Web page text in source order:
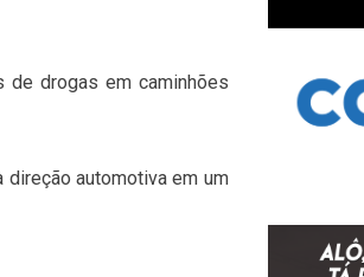
de drogas em caminhões
direção automotiva em um